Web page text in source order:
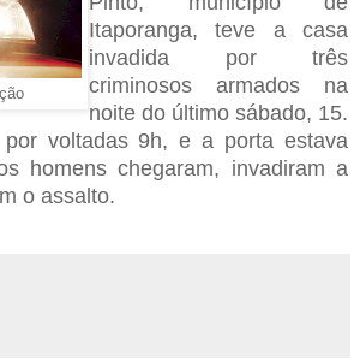
Itaporanga, teve a casa
invadida por três
criminosos armados na
noite do último sábado, 15.
voltadas 9h, e a porta estava
homens chegaram, invadiram a
o assalto.